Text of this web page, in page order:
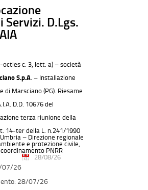
Servizi. D.Lgs.
octies c. 3, lett. a) – società
S.p.A . – Installazione
di Marsciano (PG). Riesame
D.D. 10676 del
terza riunione della
14-ter della L. n.241/1990
– Direzione regionale
e protezione civile,
PNRR
07/26
28/08/26
28/07/26